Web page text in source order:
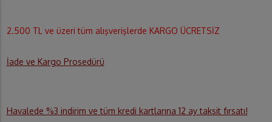
2.500 TL ve üzeri tüm alışverişlerde KARGO ÜCRETSİZ
İade ve Kargo Prosedürü
Havalede %3 indirim ve tüm kredi kartlarına 12 ay taksit fırsatı!